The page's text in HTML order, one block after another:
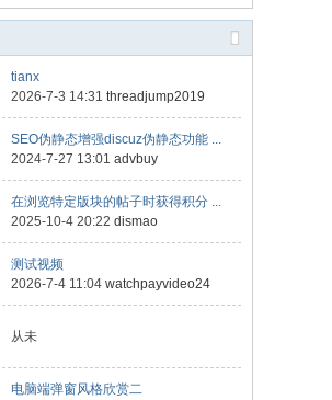
tianx
2026-7-3 14:31 threadjump2019
SEO伪静态增强discuz伪静态功能 ...
2024-7-27 13:01 advbuy
在浏览特定版块的帖子时获得积分 ...
2025-10-4 20:22 dismao
测试视频
2026-7-4 11:04 watchpayvideo24
从未
电脑端弹窗风格欣赏二